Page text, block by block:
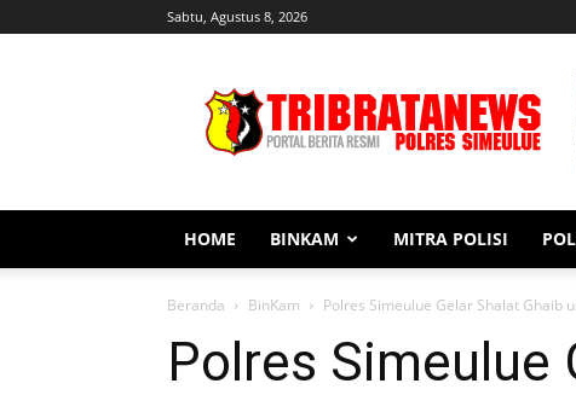
Sabtu, Agustus 8, 2026
Simeulue
HOME BINKAM MITRA POLISI
Beranda BinKam Polres Simeulue Gelar Shalat Ghaib
Polres Simeulue